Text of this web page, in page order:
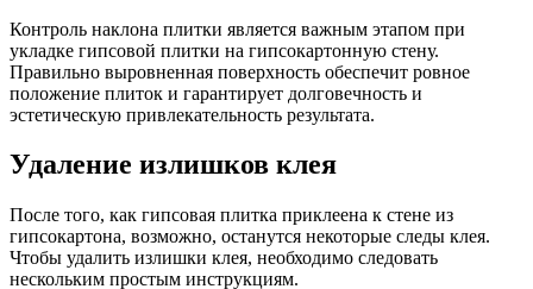
Контроль наклона плитки является важным этапом при
укладке гипсовой плитки на гипсокартонную стену.
Правильно выровненная поверхность обеспечит ровное
положение плиток и гарантирует долговечность и
эстетическую привлекательность результата.
Удаление излишков клея
После того, как гипсовая плитка приклеена к стене из
гипсокартона, возможно, останутся некоторые следы клея.
Чтобы удалить излишки клея, необходимо следовать
нескольким простым инструкциям.